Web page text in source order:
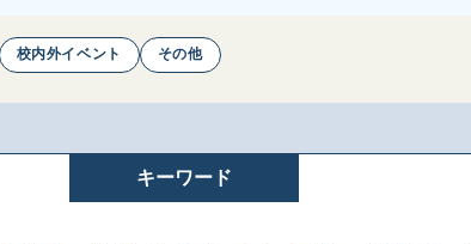
校内外イベント その他
キーワード